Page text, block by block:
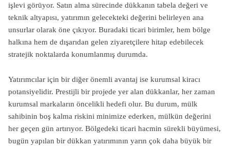
işlevi görüyor. Satın alma sürecinde dükkanın tabela değeri ve
teknik altyapısı, yatırımın gelecekteki değerini belirleyen ana
unsurlar olarak öne çıkıyor. Buradaki ticari birimler, hem bölge
halkına hem de dışarıdan gelen ziyaretçilere hitap edebilecek
stratejik noktalarda konumlanmış durumda.
Yatırımcılar için bir diğer önemli avantaj ise kurumsal kiracı
potansiyelidir. Prestijli bir projede yer alan dükkanlar, her zaman
kurumsal markaların öncelikli hedefi olur. Bu durum, mülk
sahibinin boş kalma riskini minimize ederken, mülkün değerini
her geçen gün artırıyor. Bölgedeki ticari hacmin sürekli büyümesi,
bugün yapılan bir dükkan yatırımının yarın çok daha büyük bir